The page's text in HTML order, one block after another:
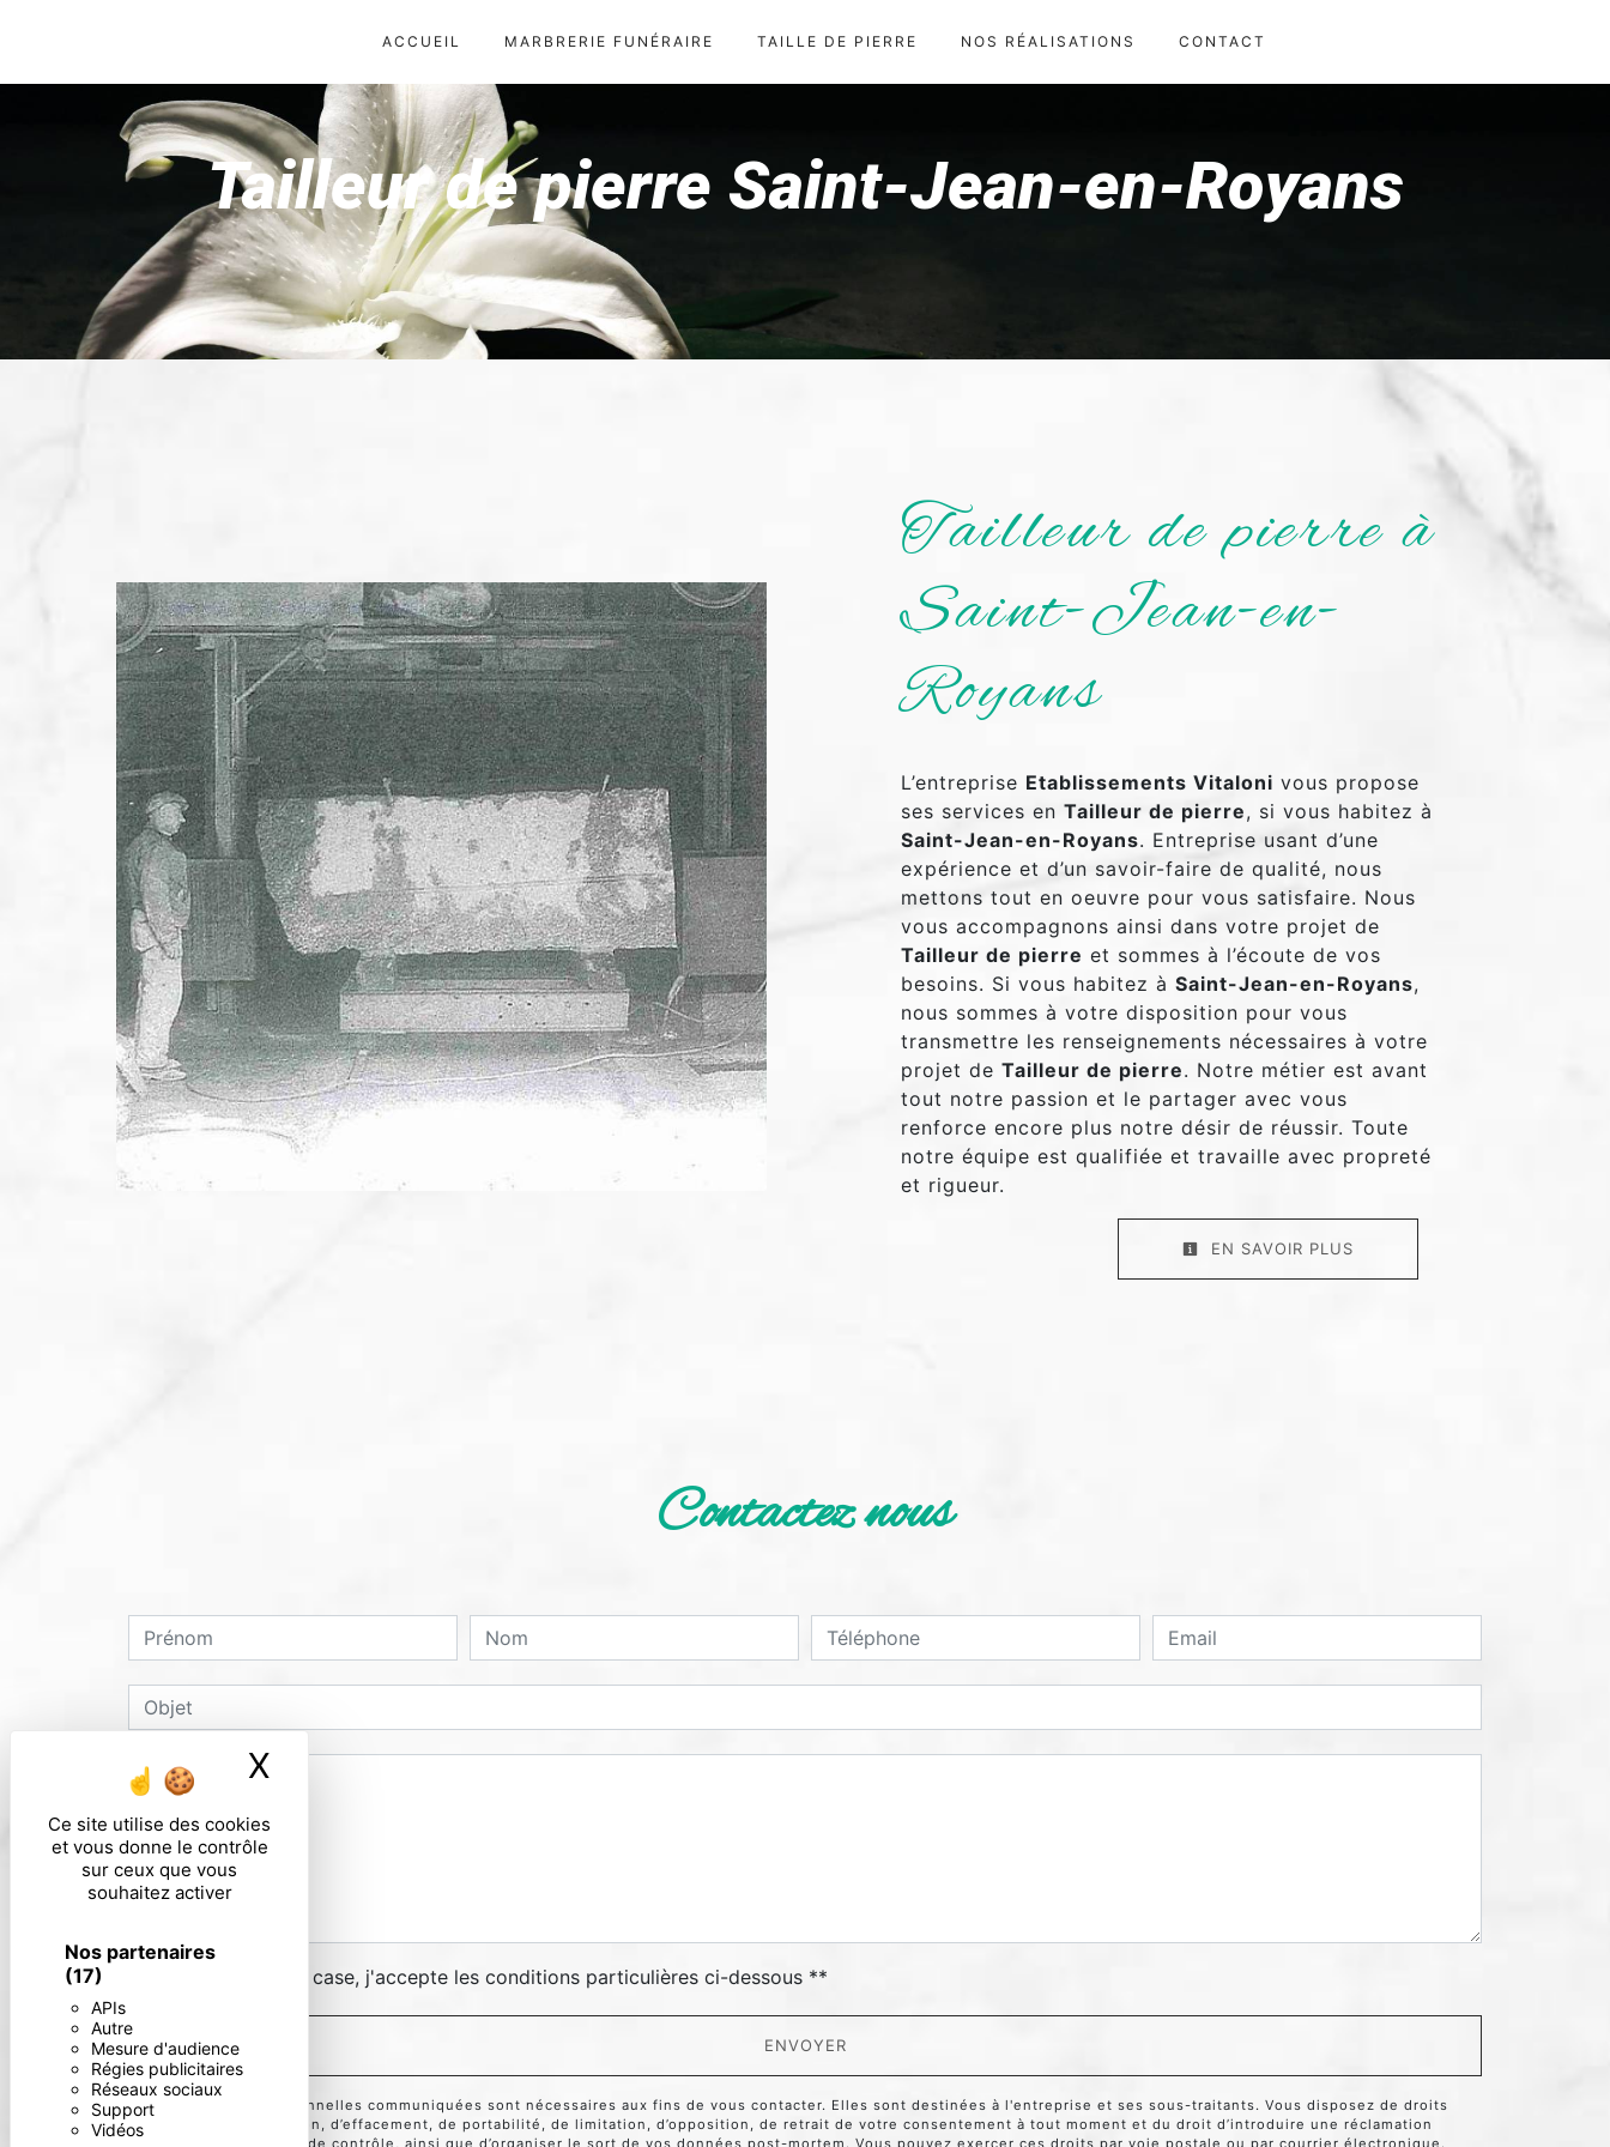
Ce site utilise des cookies
et vous donne le contrôle
sur ceux que vous
souhaitez activer
Nos partenaires
(17)
APIs
Autre
Mesure d'audience
Régies publicitaires
Réseaux sociaux
Support
Vidéos
X Masquer le bandeau des cookies
ACCUEIL MARBRERIE FUNÉRAIRE TAILLE DE PIERRE NOS RÉALISATIONS CONTACT
Tailleur de pierre Saint-Jean-en-Royans
Tailleur de pierre à
Saint-Jean-en-
Royans
L’entreprise Etablissements Vitaloni vous propose
ses services en Tailleur de pierre, si vous habitez à
Saint-Jean-en-Royans. Entreprise usant d’une
expérience et d’un savoir-faire de qualité, nous
mettons tout en oeuvre pour vous satisfaire. Nous
vous accompagnons ainsi dans votre projet de
Tailleur de pierre et sommes à l’écoute de vos
besoins. Si vous habitez à Saint-Jean-en-Royans,
nous sommes à votre disposition pour vous
transmettre les renseignements nécessaires à votre
projet de Tailleur de pierre. Notre métier est avant
tout notre passion et le partager avec vous
renforce encore plus notre désir de réussir. Toute
notre équipe est qualifiée et travaille avec propreté
et rigueur.
EN SAVOIR PLUS
Contactez nous
En cochant cette case, j'accepte les conditions particulières ci-dessous **
ENVOYER
** Les données personnelles communiquées sont nécessaires aux fins de vous contacter. Elles sont destinées à l'entreprise et ses sous-traitants. Vous disposez de droits
d’accès, de rectification, d’effacement, de portabilité, de limitation, d’opposition, de retrait de votre consentement à tout moment et du droit d’introduire une réclamation
auprès d’une autorité de contrôle, ainsi que d’organiser le sort de vos données post-mortem. Vous pouvez exercer ces droits par voie postale ou par courrier électronique.